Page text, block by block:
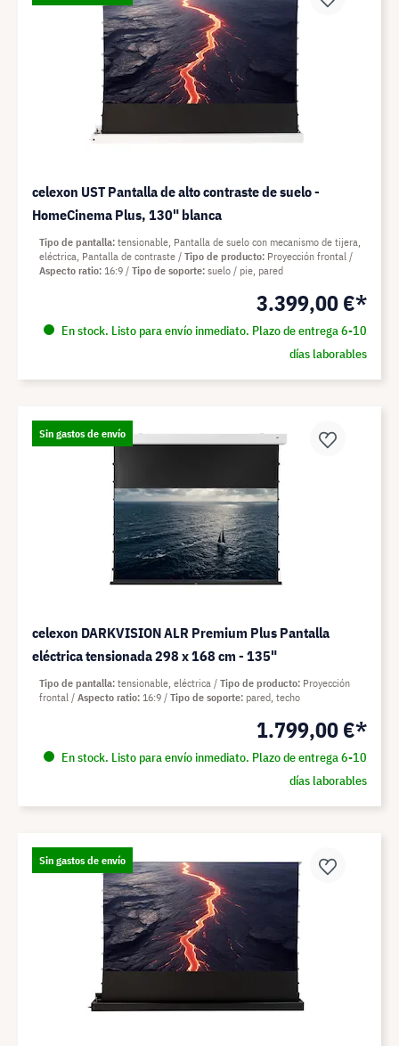
celexon UST Pantalla de alto contraste de suelo -
HomeCinema Plus, 130" blanca
3.399,00 €*
En stock. Listo para envío inmediato. Plazo de entrega 6-10
días laborables
Tipo de pantalla tensionable, Pantalla de suelo con mecanismo de tijera,
eléctrica, Pantalla de contraste
Tipo de producto Proyección frontal
Aspecto ratio 16:9 Tipo de soporte suelo / pie, pared
Sin gastos de envío
celexon DARKVISION ALR Premium Plus Pantalla
eléctrica tensionada 298 x 168 cm - 135"
1.799,00 €*
En stock. Listo para envío inmediato. Plazo de entrega 6-10
días laborables
Tipo de pantalla tensionable, eléctrica Tipo de producto Proyección
frontal
Aspecto ratio 16:9 Tipo de soporte pared, techo
Sin gastos de envío